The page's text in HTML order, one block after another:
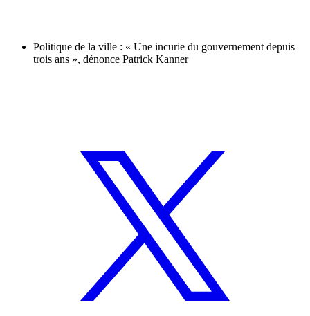
Politique de la ville : « Une incurie du gouvernement depuis
trois ans », dénonce Patrick Kanner